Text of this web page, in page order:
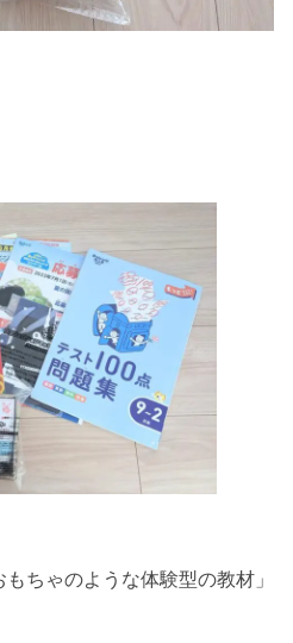
ちゃのような体験型の教材」